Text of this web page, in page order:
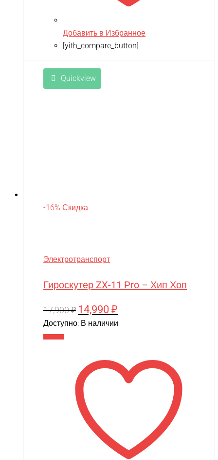
Добавить в Избранное
[yith_compare_button]
Quickview
-16% Скидка
Электротранспорт
Гироскутер ZX-11 Pro – Хип Хоп
17,900₽ Первоначальная
цена
14,990 ₽
цена:
Доступно: В наличии